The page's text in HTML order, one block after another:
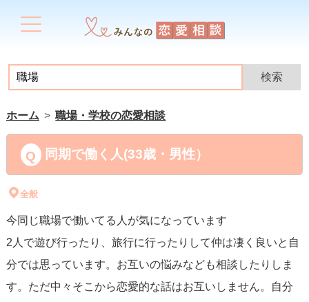
ホーム 職場・学校の恋愛相談
同期で働く人(33歳・男性）
全般
今同じ職場で働いてる人が気になっています
2人で遊び行ったり、旅行に行ったりして仲は凄く良いと自
分では思っています。お互いの悩みなども相談したりしま
す。ただ中々そこから恋愛的な話はお互いしません。自分